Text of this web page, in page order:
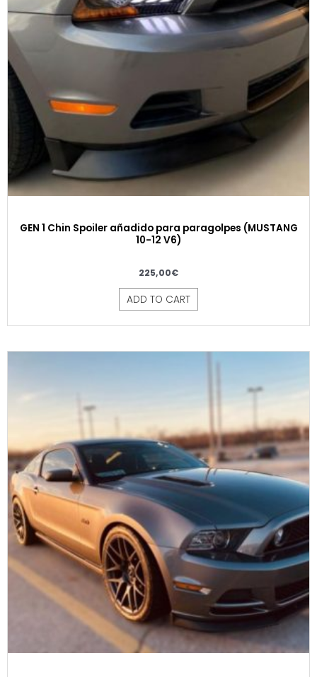
GEN 1 Chin Spoiler añadido para paragolpes (MUSTANG
10-12 V6)
225,00€
ADD TO CART